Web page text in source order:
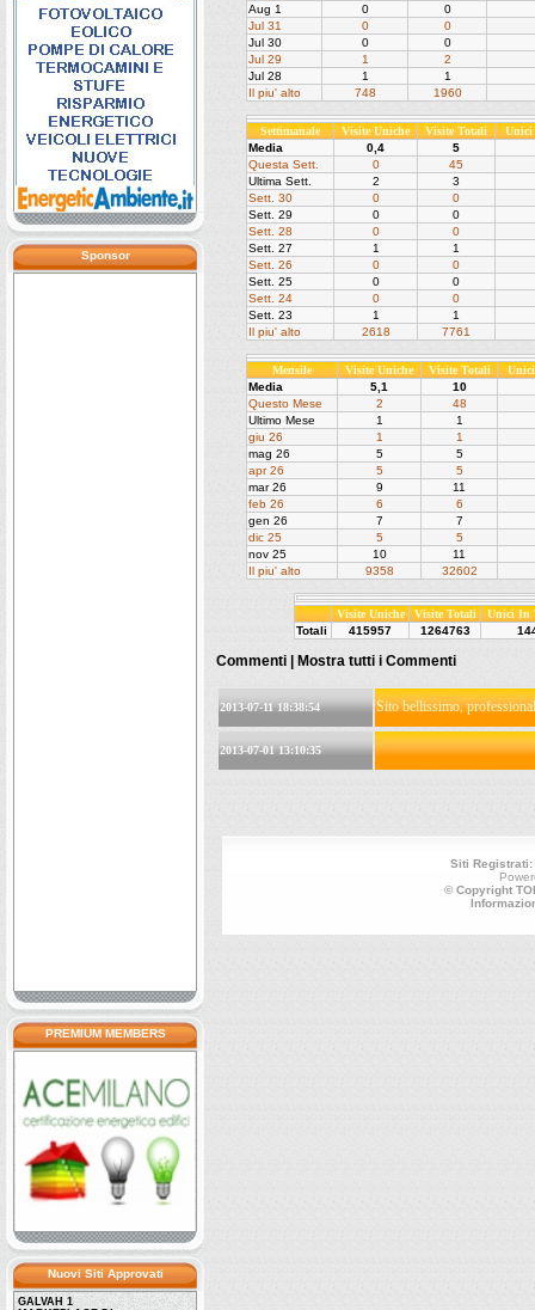
Sponsor
PREMIUM MEMBERS
Nuovi Siti Approvati
GALVAH 1
Aug 1
0
0
Jul 31
0
0
Jul 30
0
0
Jul 29
1
2
Jul 28
1
1
Il piu' alto
748 1960
Settimanale Visite Uniche Visite Totali
Unici
Media
0,4
5
Questa Sett.
0
45
Ultima Sett.
2
3
Sett. 30
0
0
Sett. 29
0
0
Sett. 28
0
0
Sett. 27
1
1
Sett. 26
0
0
Sett. 25
0
0
Sett. 24
0
0
Sett. 23
1
1
Il piu' alto
2618 7761
Mensile Visite Uniche Visite Totali
Media
5,1
10
Questo Mese
2
48
Ultimo Mese
1
1
giu 26
1
1
mag 26
5
5
apr 26
5
5
mar 26
9
11
feb 26
6
6
gen 26
7
7
dic 25
5
5
nov 25
10
11
Il piu' alto
9358 32602
Visite Uniche Visite Totali
Unici In
Totali
415957 1264763
Commenti | Mostra tutti i Commenti
2013-07-11 18:38:54 Sito bellissimo,
2013-07-01 13:10:35
Siti
© Copyright